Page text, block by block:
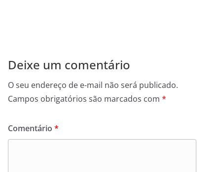
Deixe um comentário
O seu endereço de e-mail não será publicado.
Campos obrigatórios são marcados com *
Comentário *